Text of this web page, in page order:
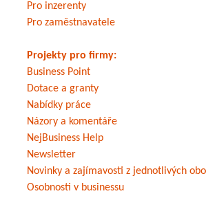
Pro inzerenty
Pro zaměstnavatele
Projekty pro firmy:
Business Point
Dotace a granty
Nabídky práce
Názory a komentáře
NejBusiness Help
Newsletter
Novinky a zajímavosti z jednotlivých
Osobnosti v businessu